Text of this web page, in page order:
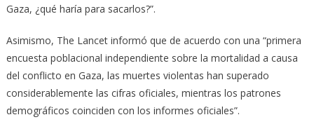
Gaza, ¿qué haría para sacarlos?”.
Asimismo, The Lancet informó que de acuerdo con una “primera
encuesta poblacional independiente sobre la mortalidad a causa
del conflicto en Gaza, las muertes violentas han superado
considerablemente las cifras oficiales, mientras los patrones
demográficos coinciden con los informes oficiales”.